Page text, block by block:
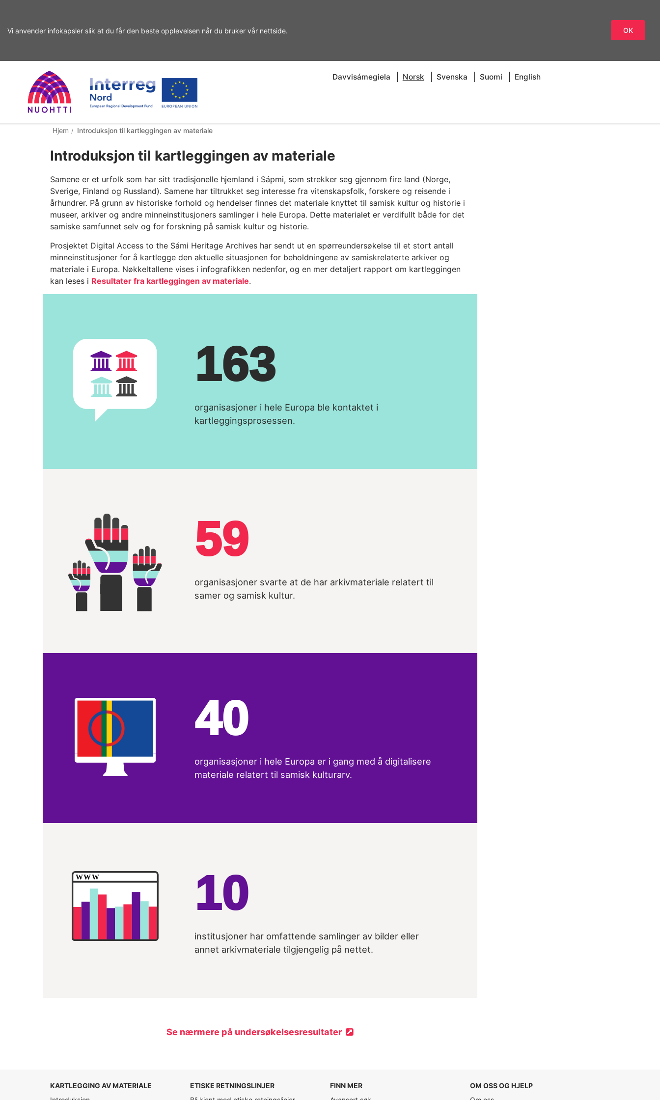
Vi anvender infokapsler slik at du får den beste opplevelsen når du bruker vår nettside. OK
innhold
Home Interreg
Nord
Davvisámegiela Norsk Svenska Suomi English
Hjem Introduksjon til kartleggingen av materiale
Introduksjon til kartleggingen av materiale
Samene er et urfolk som har sitt tradisjonelle hjemland i Sápmi, som strekker seg gjennom fire land (Norge,
Sverige, Finland og Russland). Samene har tiltrukket seg interesse fra vitenskapsfolk, forskere og reisende i
århundrer. På grunn av historiske forhold og hendelser finnes det materiale knyttet til samisk kultur og historie i
museer, arkiver og andre minneinstitusjoners samlinger i hele Europa. Dette materialet er verdifullt både for det
samiske samfunnet selv og for forskning på samisk kultur og historie.
Prosjektet Digital Access to the Sámi Heritage Archives har sendt ut en spørreundersøkelse til et stort antall
minneinstitusjoner for å kartlegge den aktuelle situasjonen for beholdningene av samiskrelaterte arkiver og
materiale i Europa. Nøkkeltallene vises i infografikken nedenfor, og en mer detaljert rapport om kartleggingen
kan leses i Resultater fra kartleggingen av materiale.
163
organisasjoner i hele Europa ble kontaktet i
kartleggingsprosessen.
59
organisasjoner svarte at de har arkivmateriale relatert til
samer og samisk kultur.
40
organisasjoner i hele Europa er i gang med å digitalisere
materiale relatert til samisk kulturarv.
10
institusjoner har omfattende samlinger av bilder eller
annet arkivmateriale tilgjengelig på nettet.
Se nærmere på undersøkelsesresultater
KARTLEGGING AV MATERIALE
ETISKE RETNINGSLINJER
FINN MER
OM OSS OG HJELP